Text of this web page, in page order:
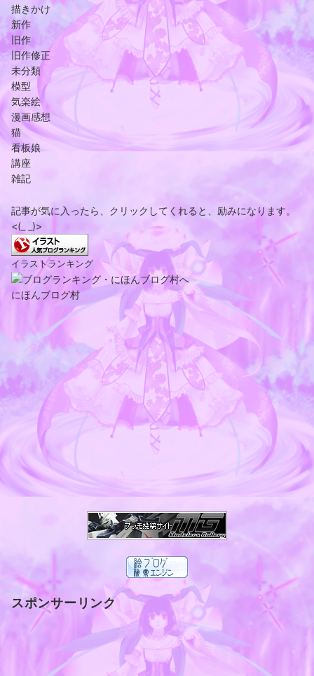
描きかけ
新作
旧作
旧作修正
未分類
模型
気楽絵
漫画感想
猫
看板娘
講座
雑記
記事が気に入ったら、クリックしてくれると、励みになります。
<(_ _)>
イラストランキング
にほんブログ村
スポンサーリンク